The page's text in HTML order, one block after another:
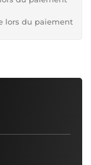
lors du paiement